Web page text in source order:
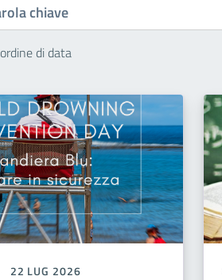
di data
22 LUG 2026